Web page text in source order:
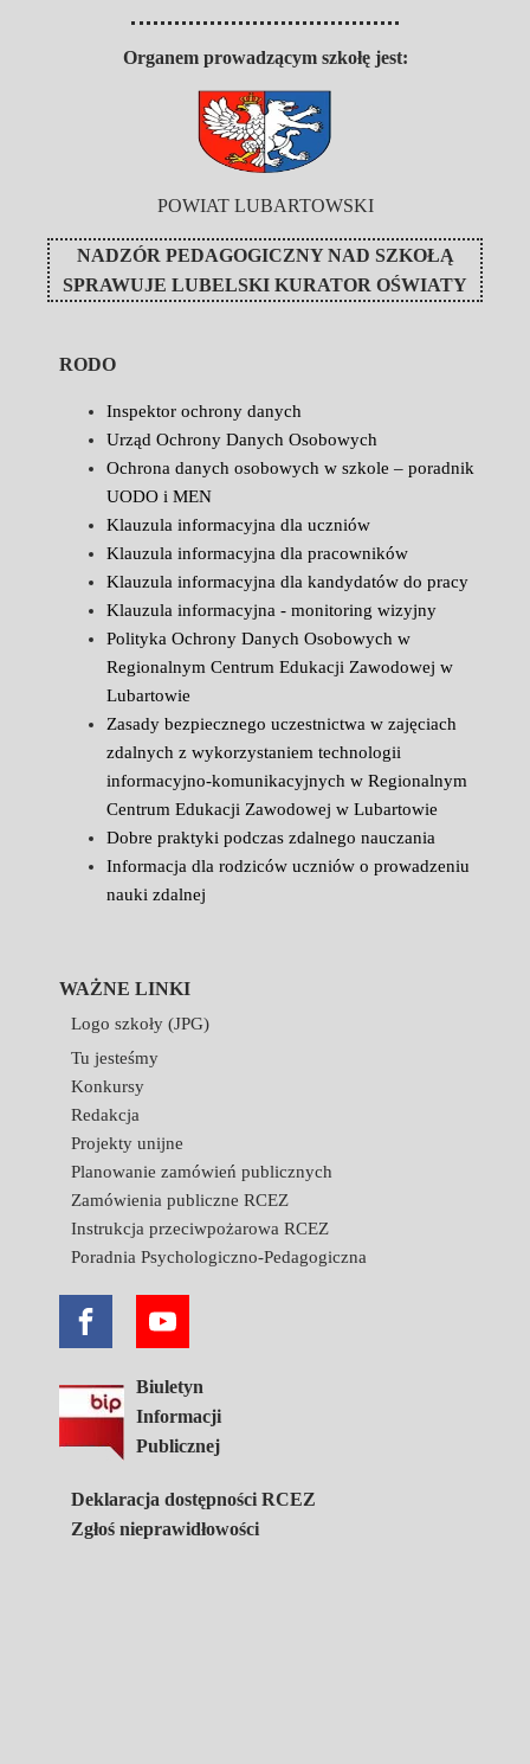
Organem prowadzącym szkołę jest:
POWIAT LUBARTOWSKI
NADZÓR PEDAGOGICZNY NAD SZKOŁĄ
SPRAWUJE LUBELSKI KURATOR OŚWIATY
RODO
Inspektor ochrony danych
Urząd Ochrony Danych Osobowych
Ochrona danych osobowych w szkole – poradnik
UODO i MEN
Klauzula informacyjna dla uczniów
Klauzula informacyjna dla pracowników
Klauzula informacyjna dla kandydatów do pracy
Klauzula informacyjna - monitoring wizyjny
Polityka Ochrony Danych Osobowych w
Regionalnym Centrum Edukacji Zawodowej w
Lubartowie
Zasady bezpiecznego uczestnictwa w zajęciach
zdalnych z wykorzystaniem technologii
informacyjno-komunikacyjnych w Regionalnym
Centrum Edukacji Zawodowej w Lubartowie
Dobre praktyki podczas zdalnego nauczania
Informacja dla rodziców uczniów o prowadzeniu
nauki zdalnej
WAŻNE LINKI
Logo szkoły (JPG)
Tu jesteśmy
Konkursy
Redakcja
Projekty unijne
Planowanie zamówień publicznych
Zamówienia publiczne RCEZ
Instrukcja przeciwpożarowa RCEZ
Poradnia Psychologiczno-Pedagogiczna
Biuletyn
Informacji
Publicznej
Deklaracja dostępności RCEZ
Zgłoś nieprawidłowości